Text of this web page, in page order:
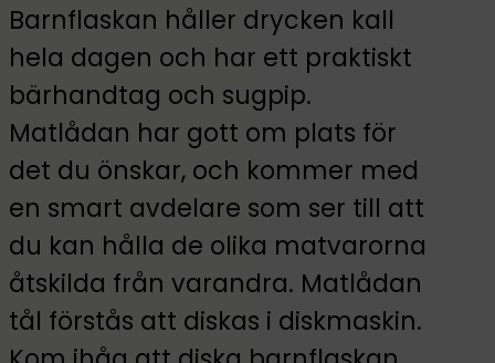
Barnflaskan håller drycken kall
hela dagen och har ett praktiskt
bärhandtag och sugpip.
Matlådan har gott om plats för
det du önskar, och kommer med
en smart avdelare som ser till att
du kan hålla de olika matvarorna
åtskilda från varandra. Matlådan
tål förstås att diskas i diskmaskin.